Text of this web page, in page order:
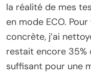
la réalité de mes
en mode ECO.
concrète, j’ai
restait encore 35%
suffisant pour une